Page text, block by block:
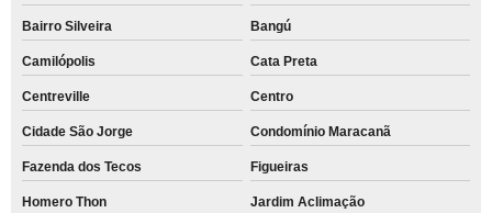
Bairro Silveira Bangú
Camilópolis Cata Preta
Centreville Centro
Cidade São Jorge Condomínio Maracanã
Fazenda dos Tecos Figueiras
Homero Thon Jardim Aclimação